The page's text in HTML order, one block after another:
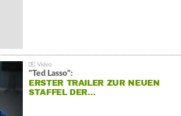
"Ted Lasso":
ERSTER TRAILER ZUR NEUEN
STAFFEL DER…